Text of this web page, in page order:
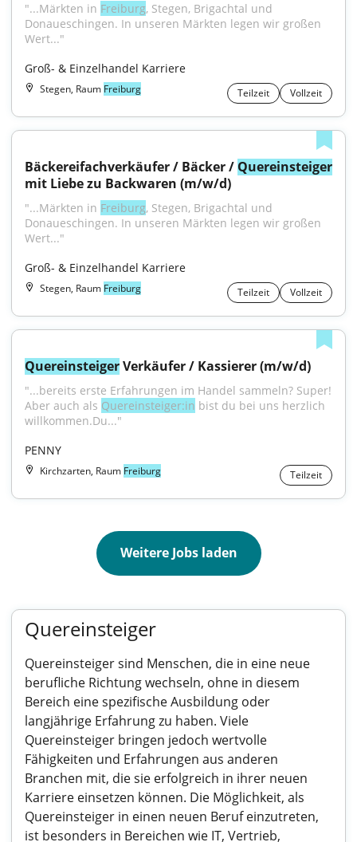
"...Märkten in Freiburg, Stegen, Brigachtal und
Donaueschingen. In unseren Märkten legen wir großen
Wert..."
Groß- & Einzelhandel Karriere
Stegen, Raum Freiburg Teilzeit Vollzeit
Bäckereifachverkäufer / Bäcker / Quereinsteiger
mit Liebe zu Backwaren (m/w/d)
"...Märkten in Freiburg, Stegen, Brigachtal und
Donaueschingen. In unseren Märkten legen wir großen
Wert..."
Groß- & Einzelhandel Karriere
Stegen, Raum Freiburg Teilzeit Vollzeit
Quereinsteiger Verkäufer / Kassierer (m/w/d)
"...bereits erste Erfahrungen im Handel sammeln? Super!
Aber auch als Quereinsteiger:in bist du bei uns herzlich
willkommen.Du..."
PENNY
Kirchzarten, Raum Freiburg Teilzeit
Weitere Jobs laden
Quereinsteiger
Quereinsteiger sind Menschen, die in eine neue
berufliche Richtung wechseln, ohne in diesem
Bereich eine spezifische Ausbildung oder
langjährige Erfahrung zu haben. Viele
Quereinsteiger bringen jedoch wertvolle
Fähigkeiten und Erfahrungen aus anderen
Branchen mit, die sie erfolgreich in ihrer neuen
Karriere einsetzen können. Die Möglichkeit, als
Quereinsteiger in einen neuen Beruf einzutreten,
ist besonders in Bereichen wie IT, Vertrieb,